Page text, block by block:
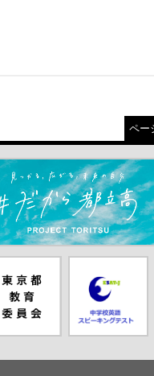
ペー
ウインドウが開きます）
（別ウイ
ウが開き
ピーキングテ
スト（別ウイ
ンドウが開き